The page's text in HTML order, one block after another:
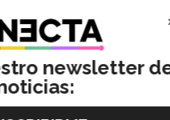
newsletter